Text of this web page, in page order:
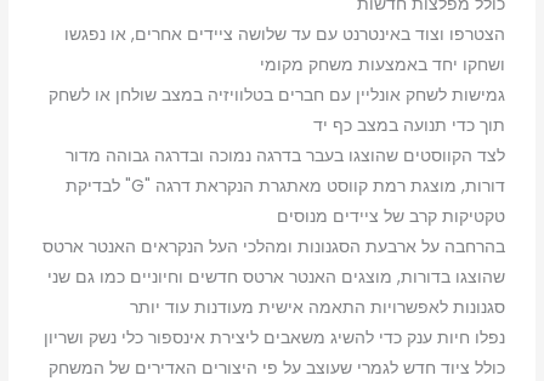
הצטרפו וצוד באינטרנט עם עד שלושה ציידים אחרים, או נפגשו
ושחקו יחד באמצעות משחק מקומי
גמישות לשחק אונליין עם חברים בטלוויזיה במצב שולחן או לשחק
תוך כדי תנועה במצב כף יד
לצד הקווסטים שהוצגו בעבר בדרגה נמוכה ובדרגה גבוהה מדור
דורות, מוצגת רמת קווסט מאתגרת הנקראת דרגה "G" לבדיקת
טקטיקות קרב של ציידים מנוסים
בהרחבה על ארבעת הסגנונות ומהלכי העל הנקראים האנטר ארטס
שהוצגו בדורות, מוצגים האנטר ארטס חדשים וחיוניים כמו גם שני
סגנונות לאפשרויות התאמה אישית מעודנות עוד יותר
נפלו חיות ענק כדי להשיג משאבים ליצירת אינספור כלי נשק ושריון
כולל ציוד חדש לגמרי שעוצב על פי היצורים האדירים של המשחק